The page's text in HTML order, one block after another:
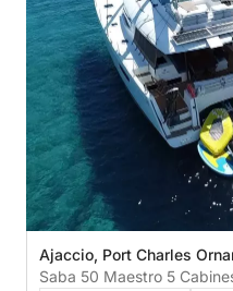
Ajaccio, Port Charles
Saba 50 Maestro 5